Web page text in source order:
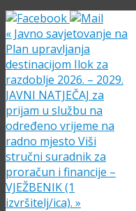
« Javno savjetovanje na
Plan upravljanja
destinacijom Ilok za
razdoblje 2026. – 2029.
JAVNI NATJEČAJ za
prijam u službu na
određeno vrijeme na
radno mjesto Viši
stručni suradnik za
proračun i financije –
VJEŽBENIK (1
izvršitelj/ica). »